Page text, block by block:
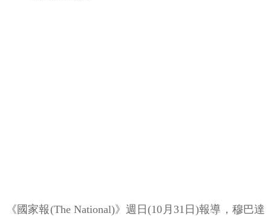
《國家報(The National)》週日(10月31日)報導，穆巴達